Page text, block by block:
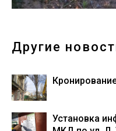
Другие
Установка